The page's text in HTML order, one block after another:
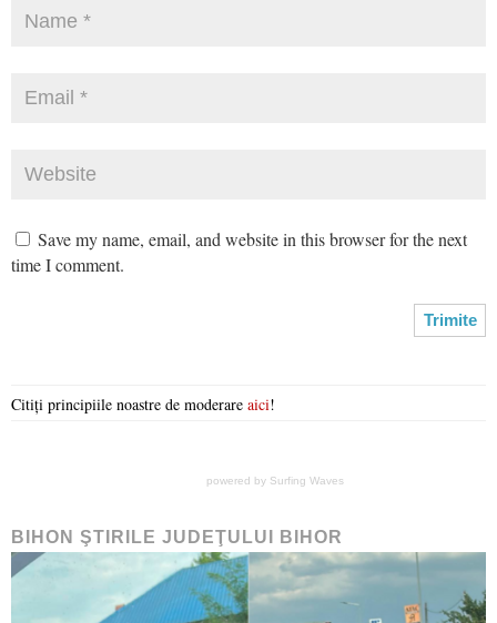
Save my name, email, and website in this browser for the next
time I comment.
Citiți principiile noastre de moderare aici!
powered by Surfing Waves
BIHON ŞTIRILE JUDEŢULUI BIHOR